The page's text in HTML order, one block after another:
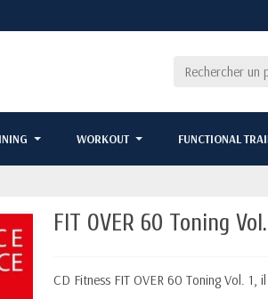
WORKOUT FUNCTIONAL
FIT OVER 60 Toning
CD Fitness FIT OVER 60 Toning Vol.